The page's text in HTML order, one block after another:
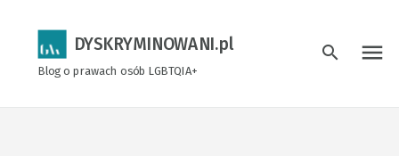
DYSKRYMINOWANI.pl
Blog o prawach osób LGBTQIA+
search menu